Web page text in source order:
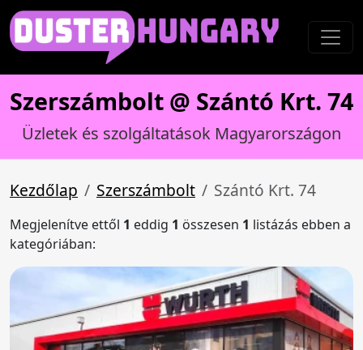
Szerszámbolt @ Szántó Krt. 74
Üzletek és szolgáltatások Magyarországon
Kezdőlap Szerszámbolt Szántó Krt. 74
Megjelenítve ettől 1 eddig 1 összesen 1 listázás ebben a
kategóriában: